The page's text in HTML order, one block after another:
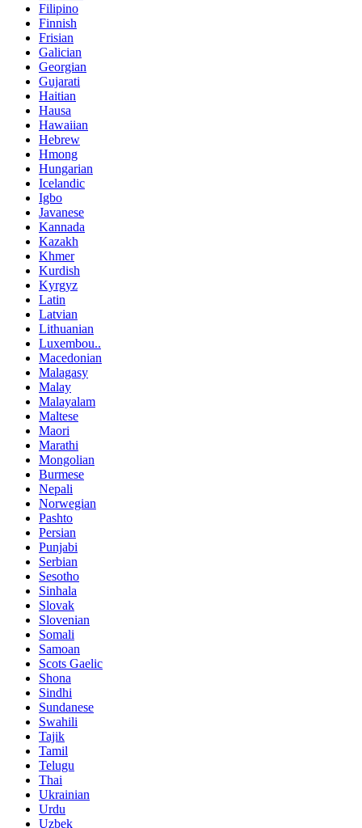
Filipino
Finnish
Frisian
Galician
Georgian
Gujarati
Haitian
Hausa
Hawaiian
Hebrew
Hmong
Hungarian
Icelandic
Igbo
Javanese
Kannada
Kazakh
Khmer
Kurdish
Kyrgyz
Latin
Latvian
Lithuanian
Luxembou..
Macedonian
Malagasy
Malay
Malayalam
Maltese
Maori
Marathi
Mongolian
Burmese
Nepali
Norwegian
Pashto
Persian
Punjabi
Serbian
Sesotho
Sinhala
Slovak
Slovenian
Somali
Samoan
Scots Gaelic
Shona
Sindhi
Sundanese
Swahili
Tajik
Tamil
Telugu
Thai
Ukrainian
Urdu
Uzbek